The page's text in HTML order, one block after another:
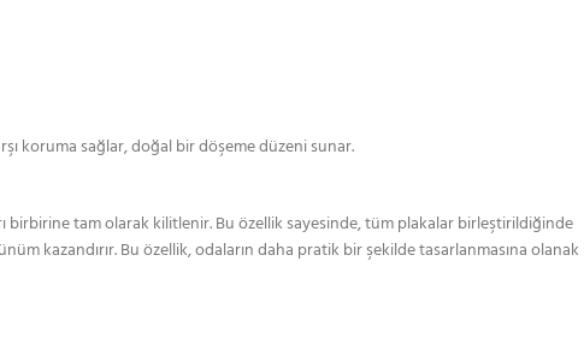
koruma sağlar, doğal bir döşeme düzeni sunar.
tam olarak kilitlenir. Bu özellik sayesinde, tüm plakalar birleştirildiğinde
kazandırır. Bu özellik, odaların daha pratik bir şekilde tasarlanmasına olanak